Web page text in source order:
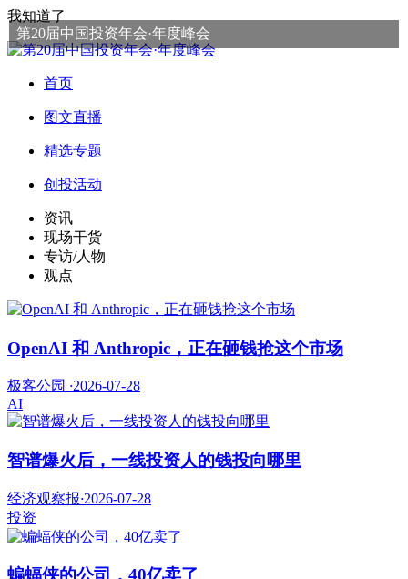
我知道了
第20届中国投资年会·年度峰会
首页
图文直播
精选专题
创投活动
资讯
现场干货
专访/人物
观点
OpenAI 和 Anthropic，正在砸钱抢这个市场
极客公园 ·2026-07-28
AI
智谱爆火后，一线投资人的钱投向哪里
经济观察报·2026-07-28
投资